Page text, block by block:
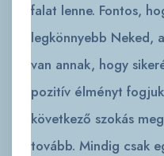
falat lenne. Fontos,
legkönnyebb Neked,
van annak, hogy
pozitív élményt
következő szokás
tovább. Mindig csak